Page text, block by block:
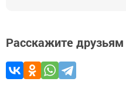
Расскажите друзьям